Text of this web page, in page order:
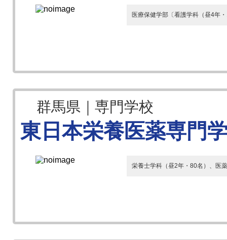
医療保健学部〔看護学科（昼4年
群馬県｜専門学校
東日本栄養医薬専門
栄養士学科（昼2年・80名）、医